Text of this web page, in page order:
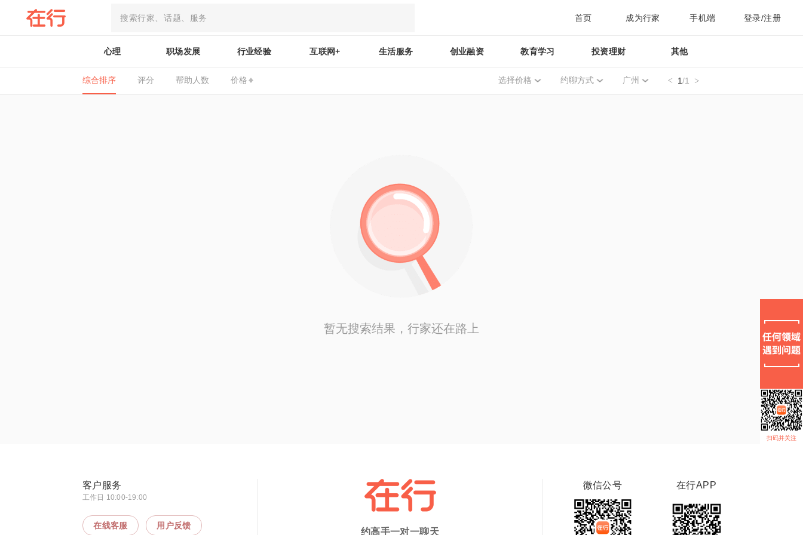
首页 成为行家 手机端 登录/注册
心理 职场发展 行业经验 互联网+ 生活服务 创业融资 教育学习 投资理财 其他
综合排序 评分 帮助人数 价格 选择价格 约聊方式 广州 1/1
暂无搜索结果，行家还在路上
扫码并关注
客户服务
工作日 10:00-19:00
在线客服 用户反馈
约高手一对一聊天
微信公号 在行APP